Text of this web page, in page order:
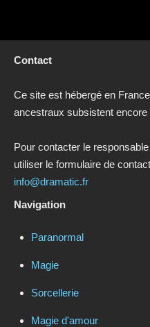
Contact
Ce site est hébergé en
ancestraux subsistent encore
Pour contacter le
utiliser le formulaire de
info@dramatic.fr
Navigation
Paranormal
Magie
Sorcellerie
Magie d'amour